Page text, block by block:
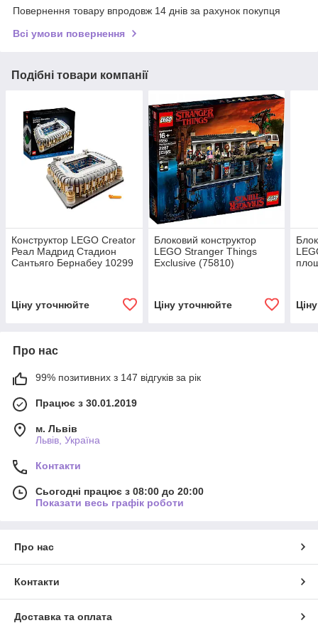
Повернення товару впродовж 14 днів за рахунок покупця
Всі умови повернення
Подібні товари компанії
Конструктор LEGO Creator
Реал Мадрид Стадион
Сантьяго Бернабеу 10299
Ціну уточнюйте
Блоковий конструктор
LEGO Stranger Things
Exclusive (75810)
Ціну уточнюйте
Про нас
99% позитивних з 147 відгуків за рік
Працює з 30.01.2019
м. Львів
Львів, Україна
Контакти
Сьогодні працює з 08:00 до 20:00
Показати весь графік роботи
Про нас
Контакти
Доставка та оплата